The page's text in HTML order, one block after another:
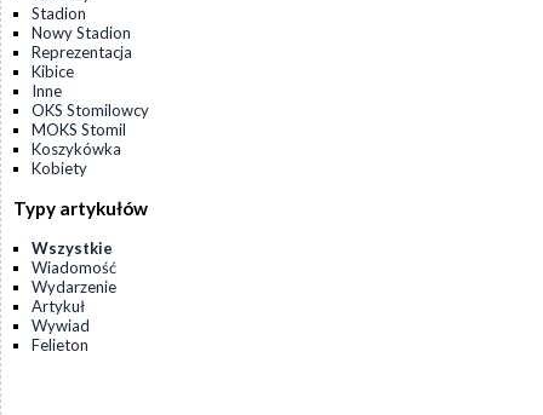
Stadion
Nowy Stadion
Reprezentacja
Kibice
Inne
OKS Stomilowcy
MOKS Stomil
Koszykówka
Kobiety
Typy artykułów
Wszystkie
Wiadomość
Wydarzenie
Artykuł
Wywiad
Felieton